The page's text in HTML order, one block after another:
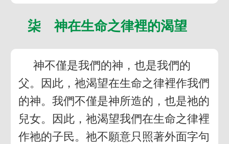
柒 神在生命之律裡的渴望
神不僅是我們的神，也是我們的
父。因此，祂渴望在生命之律裡作我們
的神。我們不僅是神所造的，也是祂的
兒女。因此，祂渴望我們在生命之律裡
作祂的子民。祂不願意只照著外面字句